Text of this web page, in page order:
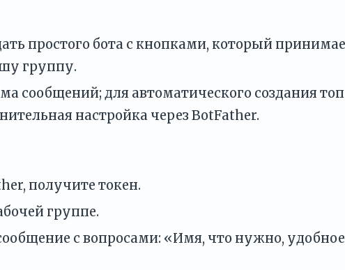
простого бота с кнопками, который
группу.
сообщений; для автоматического создания
настройка через BotFather.
получите токен.
группе.
с вопросами: «Имя, что нужно, удобное